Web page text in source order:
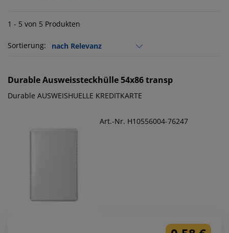
1 - 5 von 5 Produkten
Sortierung:
DurableAusweissteckhülle 54x86 transp
Durable AUSWEISHUELLE KREDITKARTE
Art.-Nr. H10556004-76247